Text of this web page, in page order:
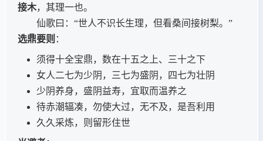
接木，其理一也。
仙歌曰：“世人不识长生理，但看桑间接树梨。”
选鼎要则 ：
须得十全宝鼎，数在十五之上、三十之下
女人二七为少阴，三七为盛阴，四七为壮阴
少阴养身，盛阴益寿，宜取而温养之
待赤潮辐凑，勿使大过，无不及，是吾利用
久久采炼，则留形住世